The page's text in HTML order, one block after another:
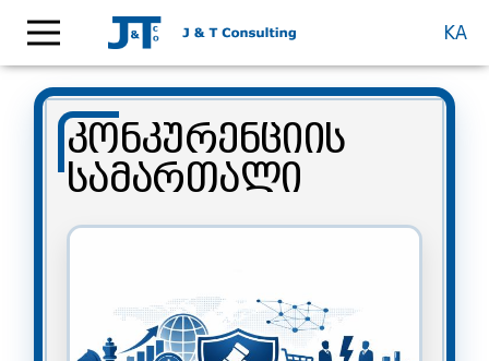
KA
კონკურენციის
სამართალი